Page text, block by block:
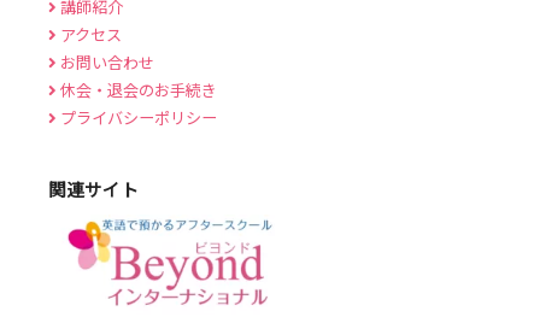
講師紹介
アクセス
お問い合わせ
休会・退会のお手続き
プライバシーポリシー
関連サイト